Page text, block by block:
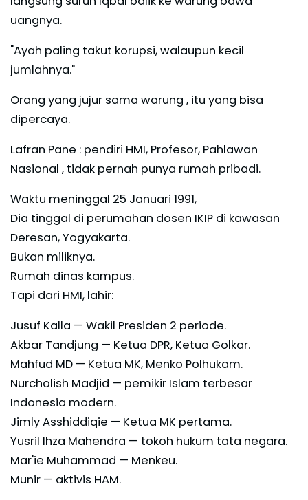
uangnya.
"Ayah paling takut korupsi, walaupun kecil
jumlahnya."
Orang yang jujur sama warung , itu yang bisa
dipercaya.
Lafran Pane : pendiri HMI, Profesor, Pahlawan
Nasional , tidak pernah punya rumah pribadi.
Waktu meninggal 25 Januari 1991,
Dia tinggal di perumahan dosen IKIP di kawasan
Deresan, Yogyakarta.
Bukan miliknya.
Rumah dinas kampus.
Tapi dari HMI, lahir:
Jusuf Kalla — Wakil Presiden 2 periode.
Akbar Tandjung — Ketua DPR, Ketua Golkar.
Mahfud MD — Ketua MK, Menko Polhukam.
Nurcholish Madjid — pemikir Islam terbesar
Indonesia modern.
Jimly Asshiddiqie — Ketua MK pertama.
Yusril Ihza Mahendra — tokoh hukum tata negara.
Mar'ie Muhammad — Menkeu.
Munir — aktivis HAM.